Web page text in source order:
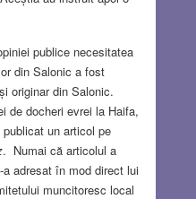
publice necesitatea
din Salonic a fost
originar din Salonic.
de docheri evrei la Haifa,
un articol pe
. Numai că articolul a
adresat în mod direct lui
muncitoresc local